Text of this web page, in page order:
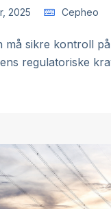
2025 Cepheo
må sikre kontroll
regulatoriske